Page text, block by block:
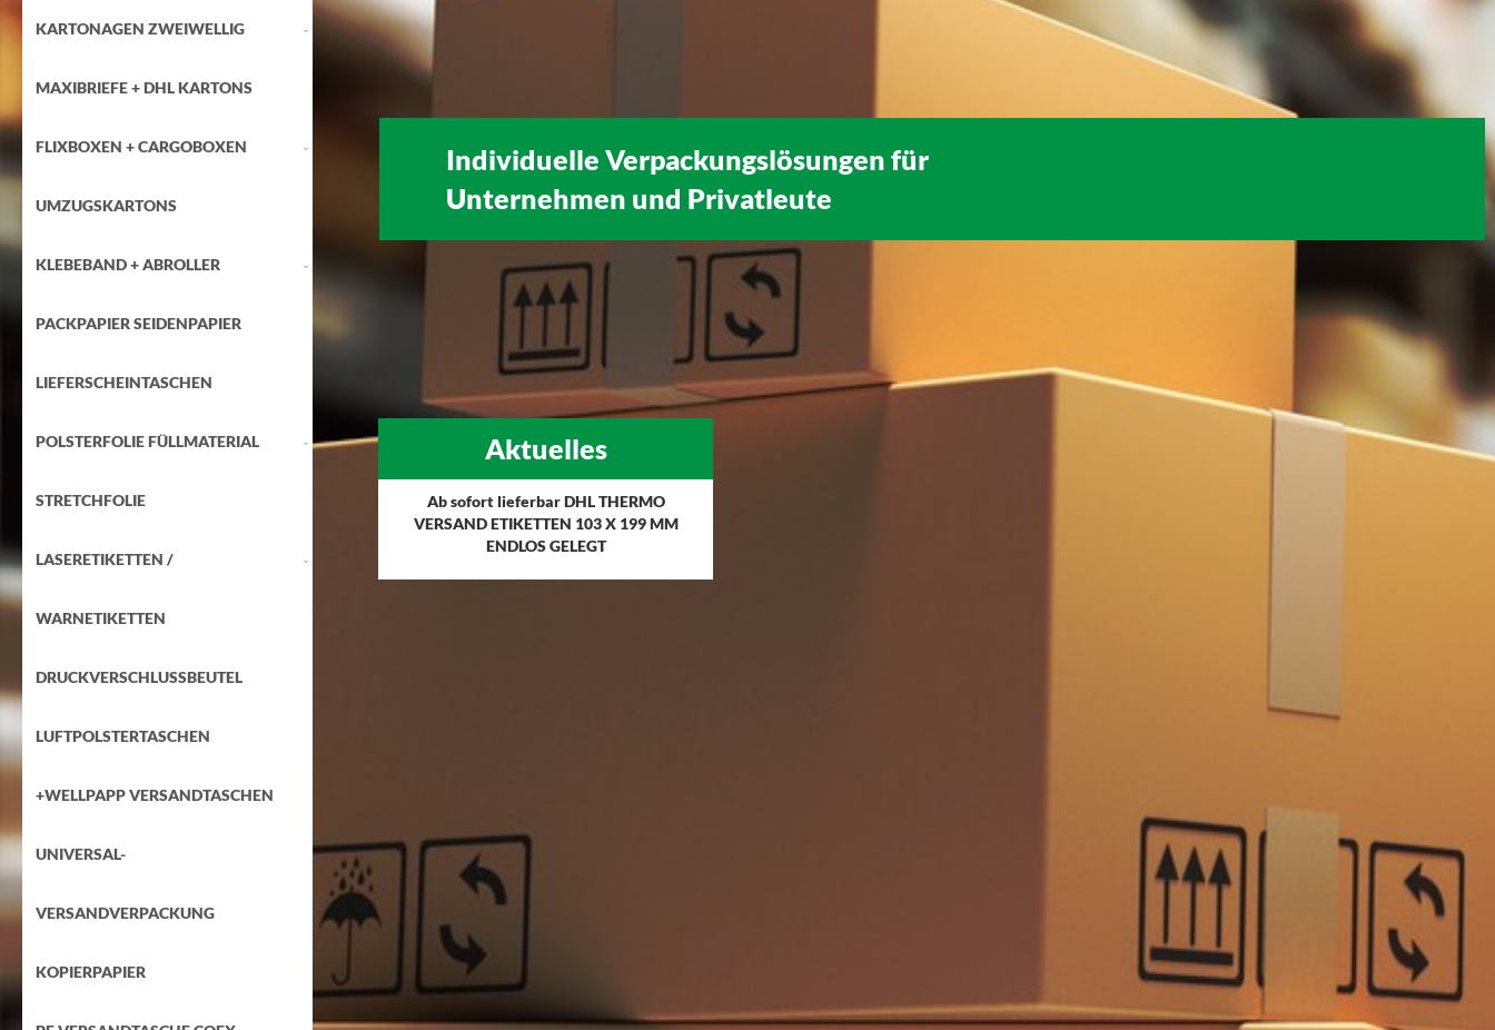
Individuelle Verpackungslösungen für
Unternehmen und Privatleute
Aktuelles
Ab sofort lieferbar DHL THERMO
VERSAND ETIKETTEN 103 X 199 MM
ENDLOS GELEGT
KARTONAGEN ZWEIWELLIG
MAXIBRIEFE + DHL KARTONS
FLIXBOXEN + CARGOBOXEN
UMZUGSKARTONS
KLEBEBAND + ABROLLER
PACKPAPIER SEIDENPAPIER
LIEFERSCHEINTASCHEN
POLSTERFOLIE FÜLLMATERIAL
STRETCHFOLIE
LASERETIKETTEN /
WARNETIKETTEN
DRUCKVERSCHLUSSBEUTEL
LUFTPOLSTERTASCHEN
+WELLPAPP VERSANDTASCHEN
UNIVERSAL-
VERSANDVERPACKUNG
KOPIERPAPIER